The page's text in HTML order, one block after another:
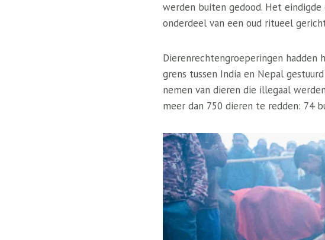
werden buiten gedood. Het
onderdeel van een oud ritueel
Dierenrechtengroeperingen
grens tussen India en Nepal
nemen van dieren die illegaal
meer dan 750 dieren te redden: 74